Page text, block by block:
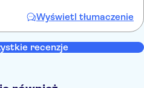
Wyświetl tłumaczenie
recenzje